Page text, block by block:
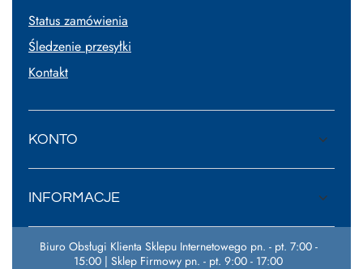
Status zamówienia
Śledzenie przesyłki
Kontakt
KONTO
INFORMACJE
Biuro Obsługi Klienta Sklepu Internetowego pn. - pt. 7:00 -
15:00 | Sklep Firmowy pn. - pt. 9:00 - 17:00